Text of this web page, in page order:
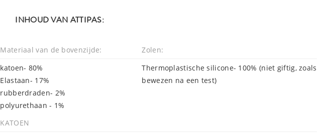
INHOUD VAN ATTIPAS:
Materiaal van de bovenzijde:
Zolen:
katoen- 80%
Elastaan- 17%
rubberdraden- 2%
polyurethaan - 1%
Thermoplastische silicone- 100% (niet giftig, zoals
bewezen na een test)
KATOEN